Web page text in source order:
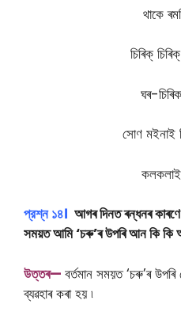
থাকে
চিৰিক্
ঘৰ-
সোণ মইনাই
কলকলাই
প্রশ্ন ১৪। আগৰ দিনত ৰন্ধনৰ কাৰণে
সময়ত আমি ‘চৰু’ৰ উপৰি আন কি কি
উত্তৰ— বর্তমান সময়ত ‘চৰু’ৰ
ব্যৱহাৰ কৰা হয় ৷